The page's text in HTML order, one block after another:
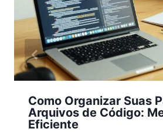
Como Organizar Suas
Arquivos de Código:
Eficiente